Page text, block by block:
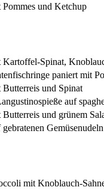
Pommes und Ketchup
Kartoffel-Spinat,
paniert mit
Butterreis und Spinat
auf
Butterreis und grünem
gebratenen Gemüsenudeln
mit Knoblauch-